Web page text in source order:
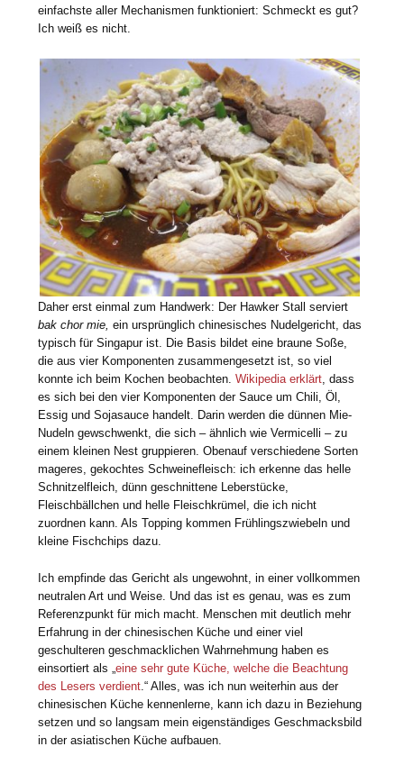
einfachste aller Mechanismen funktioniert: Schmeckt es gut?
Ich weiß es nicht.
Daher erst einmal zum Handwerk: Der Hawker Stall serviert
bak chor mie,ein ursprünglich chinesisches Nudelgericht, das
typisch für Singapur ist. Die Basis bildet eine braune Soße,
die aus vier Komponenten zusammengesetzt ist, so viel
konnte ich beim Kochen beobachten.Wikipedia erklärt, dass
es sich bei den vier Komponenten der Sauce um Chili, Öl,
Essig und Sojasauce handelt. Darin werden die dünnen Mie-
Nudeln gewschwenkt, die sich – ähnlich wie Vermicelli – zu
einem kleinen Nest gruppieren. Obenauf verschiedene Sorten
mageres, gekochtes Schweinefleisch: ich erkenne das helle
Schnitzelfleich, dünn geschnittene Leberstücke,
Fleischbällchen und helle Fleischkrümel, die ich nicht
zuordnen kann. Als Topping kommen Frühlingszwiebeln und
kleine Fischchips dazu.
Ich empfinde das Gericht als ungewohnt, in einer vollkommen
neutralen Art und Weise. Und das ist es genau, was es zum
Referenzpunkt für mich macht. Menschen mit deutlich mehr
Erfahrung in der chinesischen Küche und einer viel
geschulteren geschmacklichen Wahrnehmung haben es
einsortiert als „eine sehr gute Küche, welche die Beachtung
des Lesers verdient.“ Alles, was ich nun weiterhin aus der
chinesischen Küche kennenlerne, kann ich dazu in Beziehung
setzen und so langsam mein eigenständiges Geschmacksbild
in der asiatischen Küche aufbauen.